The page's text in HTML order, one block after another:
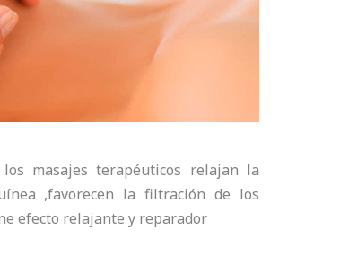
masajes terapéuticos relajan la
,favorecen la filtración de los
efecto relajante y reparador